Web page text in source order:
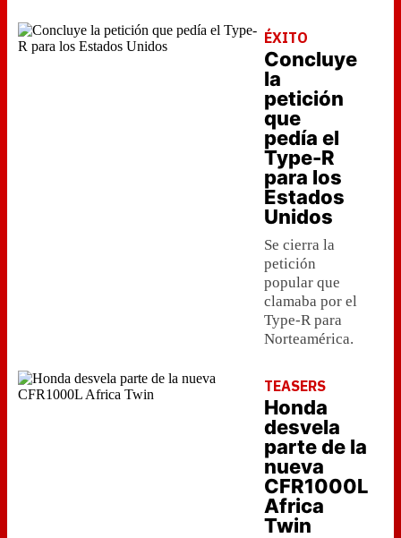
ÉXITO
Concluye
la
petición
que
pedía el
Type-R
para los
Estados
Unidos
Se cierra la
petición
popular que
clamaba por el
Type-R para
Norteamérica.
TEASERS
Honda
desvela
parte de la
nueva
CFR1000L
Africa
Twin